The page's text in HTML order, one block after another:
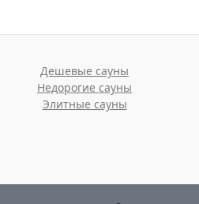
Дешевые сауны
Недорогие сауны
Элитные сауны